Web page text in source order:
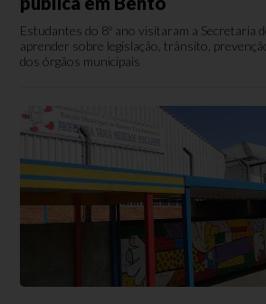
Estudantes do 8º ano visitaram a Secretaria
aprender sobre legislação, trânsito,
dos órgãos municipais